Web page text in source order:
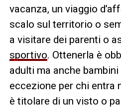
vacanza, un viaggio
scalo sul territorio o
a visitare dei parenti o
sportivo. Ottenerla è
adulti ma anche
eccezione per chi entra
è titolare di un visto o